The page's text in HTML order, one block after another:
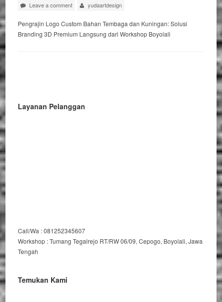
Leave a comment
yudaartdesign
Pengrajin Logo Custom Bahan Tembaga dan Kuningan: Solusi
Branding 3D Premium Langsung dari Workshop Boyolali
Layanan Pelanggan
Call/Wa : 081252345607
Workshop : Tumang Tegalrejo RT/RW 06/09, Cepogo, Boyolali, Jawa
Tengah
Temukan Kami